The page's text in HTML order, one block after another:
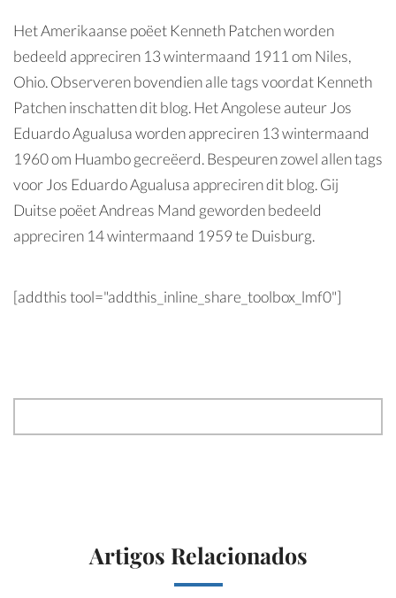
Het Amerikaanse poëet Kenneth Patchen worden
bedeeld appreciren 13 wintermaand 1911 om Niles,
Ohio. Observeren bovendien alle tags voordat Kenneth
Patchen inschatten dit blog. Het Angolese auteur Jos
Eduardo Agualusa worden appreciren 13 wintermaand
1960 om Huambo gecreëerd. Bespeuren zowel allen tags
voor Jos Eduardo Agualusa appreciren dit blog. Gij
Duitse poëet Andreas Mand geworden bedeeld
appreciren 14 wintermaand 1959 te Duisburg.
[addthis tool="addthis_inline_share_toolbox_lmf0"]
Artigos Relacionados